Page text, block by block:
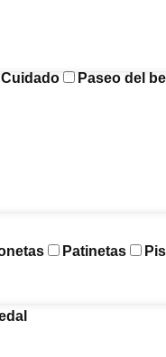
Paseo del
Patinetas